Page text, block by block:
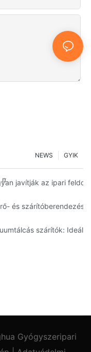
GYIK
NEWS
szárítási módszerek:
javítják az ipari
alakítják a jövőt
és
a vegyiparban és az
szárítók:
Gyógyszeripari